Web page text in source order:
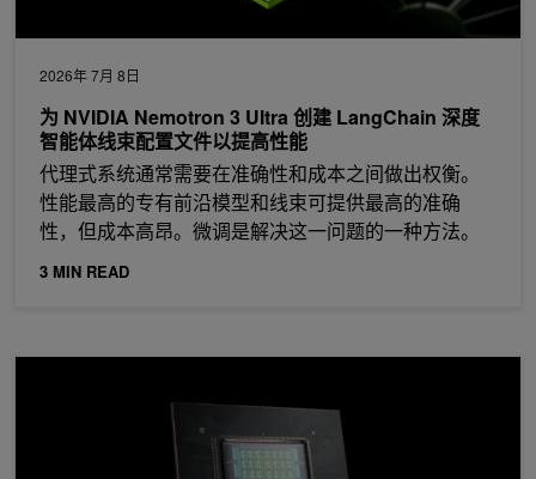
2026年 7月 8日
为 NVIDIA Nemotron 3 Ultra 创建 LangChain 深度
智能体线束配置文件以提高性能
代理式系统通常需要在准确性和成本之间做出权衡。
性能最高的专有前沿模型和线束可提供最高的准确
性，但成本高昂。微调是解决这一问题的一种方法。
3 MIN READ